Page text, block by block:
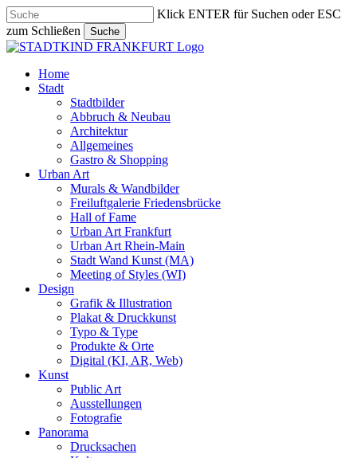
Skip
to
main
content
Klick ENTER für Suchen oder ESC
zum Schließen
Suche
Close
search
Menu
Home
Stadt
Stadtbilder
Abbruch & Neubau
Architektur
Allgemeines
Gastro & Shopping
Urban Art
Murals & Wandbilder
Freiluftgalerie Friedensbrücke
Hall of Fame
Urban Art Frankfurt
Urban Art Rhein-Main
Stadt Wand Kunst (MA)
Meeting of Styles (WI)
Design
Grafik & Illustration
Plakat & Druckkunst
Typo & Type
Produkte & Orte
Digital (KI, AR, Web)
Kunst
Public Art
Ausstellungen
Fotografie
Panorama
Drucksachen